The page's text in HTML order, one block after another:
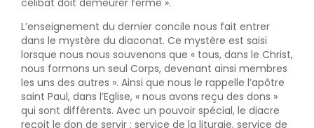
célibat doit demeurer ferme ».
L’enseignement du dernier concile nous fait entrer
dans le mystère du diaconat. Ce mystère est saisi
lorsque nous nous souvenons que « tous, dans le Christ,
nous formons un seul Corps, devenant ainsi membres
les uns des autres ». Ainsi que nous le rappelle l’apôtre
saint Paul, dans l’Eglise, « nous avons reçu des dons »
qui sont différents. Avec un pouvoir spécial, le diacre
reçoit le don de servir : service de la liturgie, service de